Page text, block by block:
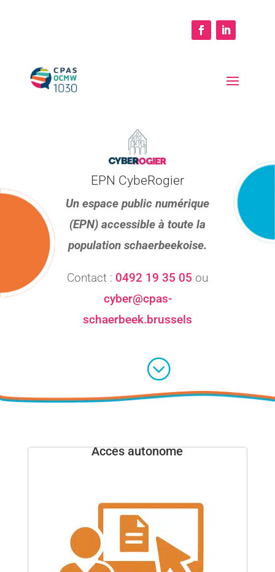
EPN CybeRogier
Un espace public numérique
(EPN) accessible à toute la
population schaerbeekoise.
Contact : 0492 19 35 05 ou
cyber@cpas-
schaerbeek.brussels
;
Accès autonome